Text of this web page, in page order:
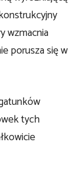
wzmacnia
porusza się w
tych